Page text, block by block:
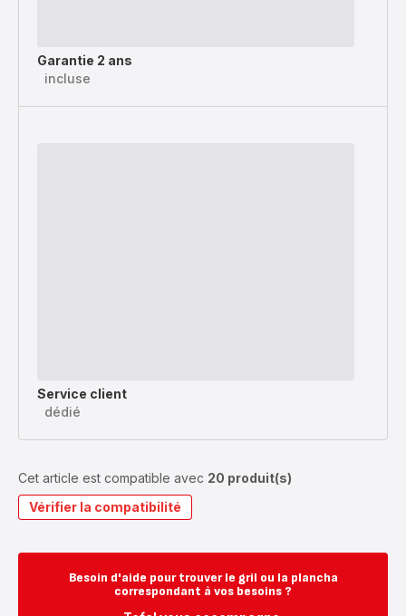
Garantie 2 ans
incluse
Service client
dédié
Cet article est compatible avec 20 produit(s)
Vérifier la compatibilité
Besoin d'aide pour trouver le gril ou la plancha
correspondant à vos besoins ?